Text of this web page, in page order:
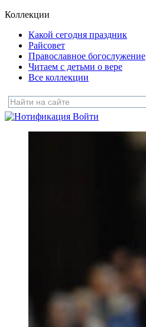
Коллекции
Какой сегодня праздник
Райсовет
Православное богослужение
Читаем с детьми о вере
Все коллекции
Войти